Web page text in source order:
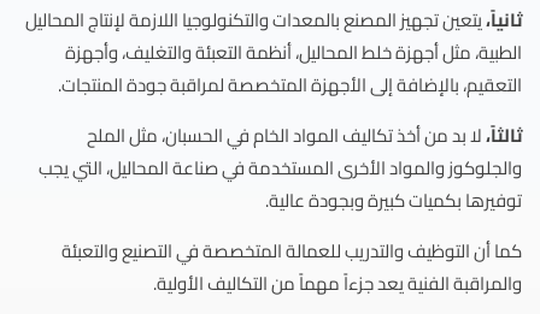
ثانياً،يتعين تجهيز المصنع بالمعدات والتكنولوجيا اللازمة لإنتاج المحاليل
الطبية، مثل أجهزة خلط المحاليل، أنظمة التعبئة والتغليف، وأجهزة
التعقيم، بالإضافة إلى الأجهزة المتخصصة لمراقبة جودة المنتجات.
ثالثاً،لا بد من أخذ تكاليف المواد الخام في الحسبان، مثل الملح
والجلوكوز والمواد الأخرى المستخدمة في صناعة المحاليل، التي يجب
توفيرها بكميات كبيرة وبجودة عالية.
كما أن التوظيف والتدريب للعمالة المتخصصة في التصنيع والتعبئة
والمراقبة الفنية يعد جزءاً مهماً من التكاليف الأولية.